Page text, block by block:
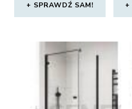
SPRAWDŹ SAM!